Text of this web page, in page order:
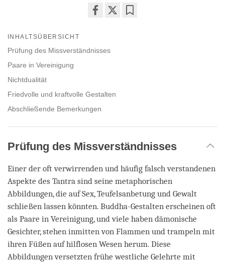
facebook
INHALTSÜBERSICHT
Prüfung des Missverständnisses
Paare in Vereinigung
Nichtdualität
Friedvolle und kraftvolle Gestalten
Abschließende Bemerkungen
Prüfung des Missverständnisses
Einer der oft verwirrenden und häufig falsch verstandenen
Aspekte des Tantra sind seine metaphorischen
Abbildungen, die auf Sex, Teufelsanbetung und Gewalt
schließen lassen könnten. Buddha-Gestalten erscheinen oft
als Paare in Vereinigung, und viele haben dämonische
Gesichter, stehen inmitten von Flammen und trampeln mit
ihren Füßen auf hilflosen Wesen herum. Diese
Abbildungen versetzten frühe westliche Gelehrte mit